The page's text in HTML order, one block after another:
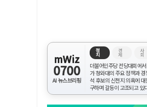
mWiz
0700
AI 뉴스브리핑
정
치
경
제
사
회
더불어민주당 전당대회에
가 청와대의 주요 정책과
석 후보의 신천지 의혹에
구하며 갈등이 고조되고 있